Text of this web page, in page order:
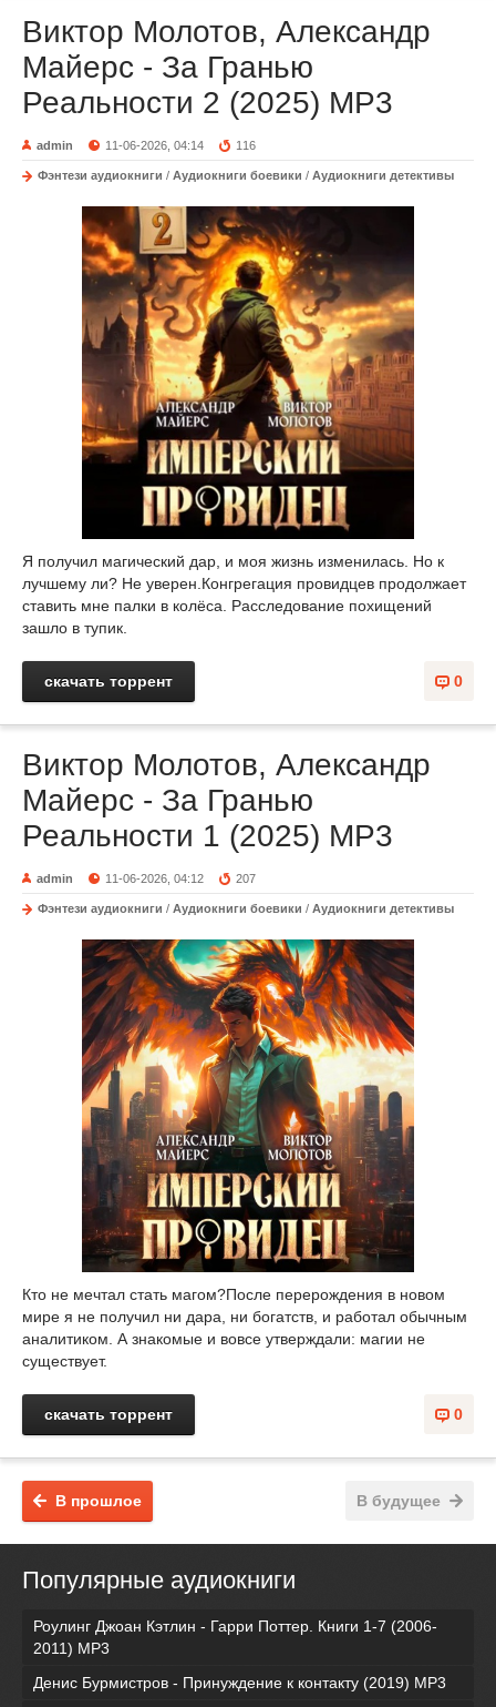
Виктор Молотов, Александр
Майерс - За Гранью
Реальности 2 (2025) МР3
admin 11-06-2026, 04:14 116
Фэнтези аудиокниги / Аудиокниги боевики / Аудиокниги детективы
Я получил магический дар, и моя жизнь изменилась. Но к
лучшему ли? Не уверен.Конгрегация провидцев продолжает
ставить мне палки в колёса. Расследование похищений
зашло в тупик.
0
скачать торрент
Виктор Молотов, Александр
Майерс - За Гранью
Реальности 1 (2025) МР3
admin 11-06-2026, 04:12 207
Фэнтези аудиокниги / Аудиокниги боевики / Аудиокниги детективы
Кто не мечтал стать магом?После перерождения в новом
мире я не получил ни дара, ни богатств, и работал обычным
аналитиком. А знакомые и вовсе утверждали: магии не
существует.
0
скачать торрент
В будущее
В прошлое
Популярные аудиокниги
Роулинг Джоан Кэтлин - Гарри Поттер. Книги 1-7 (2006-
2011) MP3
Денис Бурмистров - Принуждение к контакту (2019) MP3